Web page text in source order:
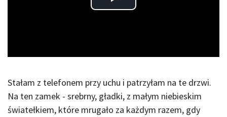
Play
Stałam z telefonem przy uchu i patrzyłam na te drzwi.
Na ten zamek - srebrny, gładki, z małym niebieskim
światełkiem, które mrugało za każdym razem, gdy